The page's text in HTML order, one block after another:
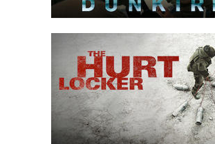
riuscito a salvare" a tormentarlo, lo psichiatra
Kyle inizia gradualmente ad adattarsi alla vita
Anni dopo, il 2 febbraio 2013, Kyle saluta la
mentre si allontana di buon umore per
Eddie Ray Routh, un veterano affetto da
tiro. Un sottotitolo sullo schermo rivela che
quel giorno da Routh, seguito da un filmato di
in piedi lungo l'autostrada per il suo corteo